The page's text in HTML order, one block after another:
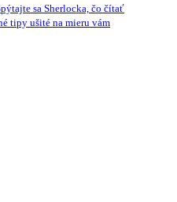
sa Sherlocka, čo čítať
tipy ušité na mieru vám